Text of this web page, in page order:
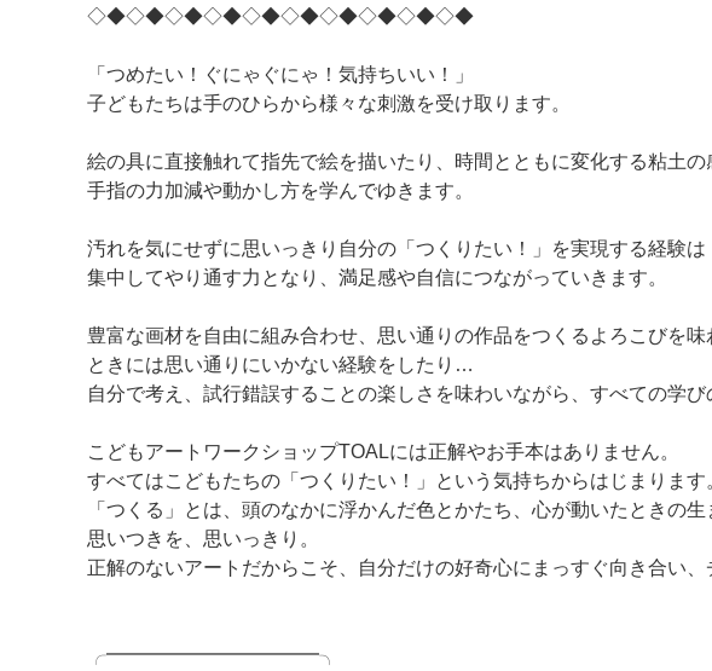
◇◆◇◆◇◆◇◆◇◆◇◆◇◆◇◆◇◆◇◆
「つめたい！ぐにゃぐにゃ！気持ちいい！」
子どもたちは手のひらから様々な刺激を受け取ります。
絵の具に直接触れて指先で絵を描いたり、時間とともに変化する粘土の
手指の力加減や動かし方を学んでゆきます。
汚れを気にせずに思いっきり自分の「つくりたい！」を実現する経験は
集中してやり通す力となり、満足感や自信につながっていきます。
豊富な画材を自由に組み合わせ、思い通りの作品をつくるよろこびを味
ときには思い通りにいかない経験をしたり…
自分で考え、試行錯誤することの楽しさを味わいながら、すべての学
こどもアートワークショップTOALには正解やお手本はありません。
すべてはこどもたちの「つくりたい！」という気持ちからはじまります
「つくる」とは、頭のなかに浮かんだ色とかたち、心が動いたときの
思いつきを、思いっきり。
正解のないアートだからこそ、自分だけの好奇心にまっすぐ向き合い、
╭━━━━━━━━━━━╮